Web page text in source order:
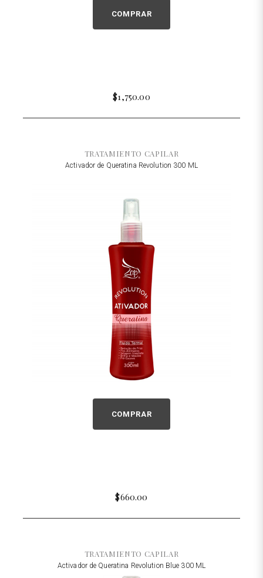
COMPRAR
$1,750.00
TRATAMIENTO CAPILAR
Activador de Queratina Revolution 300 ML
COMPRAR
$660.00
TRATAMIENTO CAPILAR
Activador de Queratina Revolution Blue 300 ML